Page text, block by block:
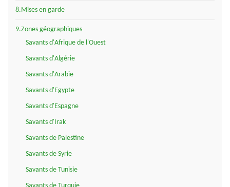
8.Mises en garde
9.Zones géographiques
Savants d'Afrique de l'Ouest
Savants d'Algérie
Savants d'Arabie
Savants d'Egypte
Savants d'Espagne
Savants d'Irak
Savants de Palestine
Savants de Syrie
Savants de Tunisie